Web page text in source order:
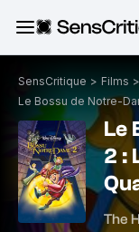
SensCritique > Films >
Le
2 :
The